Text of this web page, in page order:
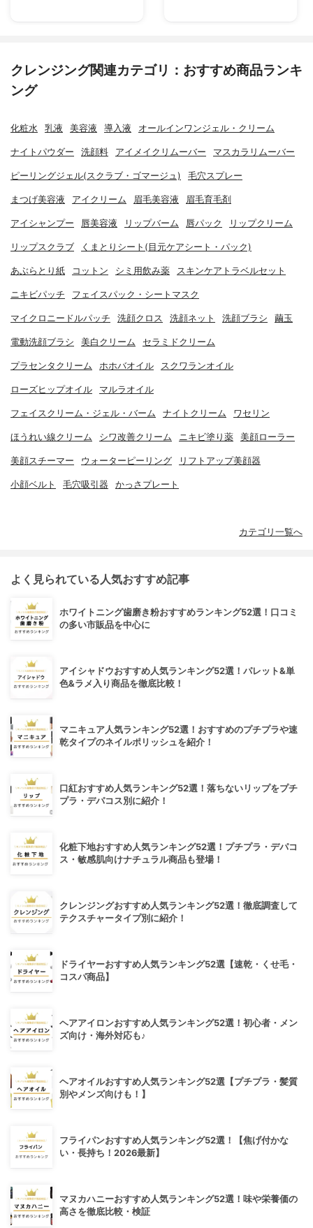
クレンジング関連カテゴリ：おすすめ商品ランキ
ング
化粧水 乳液 美容液 導入液 オールインワンジェル・クリーム
ナイトパウダー 洗顔料 アイメイクリムーバー マスカラリムーバー
ピーリングジェル(スクラブ・ゴマージュ) 毛穴スプレー
まつげ美容液 アイクリーム 眉毛美容液 眉毛育毛剤
アイシャンプー 唇美容液 リップバーム 唇パック リップクリーム
リップスクラブ くまとりシート(目元ケアシート・パック)
あぶらとり紙 コットン シミ用飲み薬 スキンケアトラベルセット
ニキビパッチ フェイスパック・シートマスク
マイクロニードルパッチ 洗顔クロス 洗顔ネット 洗顔ブラシ 繭玉
電動洗顔ブラシ 美白クリーム セラミドクリーム
プラセンタクリーム ホホバオイル スクワランオイル
ローズヒップオイル マルラオイル
フェイスクリーム・ジェル・バーム ナイトクリーム ワセリン
ほうれい線クリーム シワ改善クリーム ニキビ塗り薬 美顔ローラー
美顔スチーマー ウォーターピーリング リフトアップ美顔器
小顔ベルト 毛穴吸引器 かっさプレート
カテゴリ一覧へ
よく見られている人気おすすめ記事
ホワイトニング歯磨き粉おすすめランキング52選！口コミ
の多い市販品を中心に
アイシャドウおすすめ人気ランキング52選！パレット&単
色&ラメ入り商品を徹底比較！
マニキュア人気ランキング52選！おすすめのプチプラや速
乾タイプのネイルポリッシュを紹介！
口紅おすすめ人気ランキング52選！落ちないリップをプチ
プラ・デパコス別に紹介！
化粧下地おすすめ人気ランキング52選！プチプラ・デパコ
ス・敏感肌向けナチュラル商品も登場！
クレンジングおすすめ人気ランキング52選！徹底調査して
テクスチャータイプ別に紹介！
ドライヤーおすすめ人気ランキング52選【速乾・くせ毛・
コスパ商品】
ヘアアイロンおすすめ人気ランキング52選！初心者・メン
ズ向け・海外対応も♪
ヘアオイルおすすめ人気ランキング52選【プチプラ・髪質
別やメンズ向けも！】
フライパンおすすめ人気ランキング52選！【焦げ付かな
い・長持ち！2026最新】
マヌカハニーおすすめ人気ランキング52選！味や栄養価の
高さを徹底比較・検証